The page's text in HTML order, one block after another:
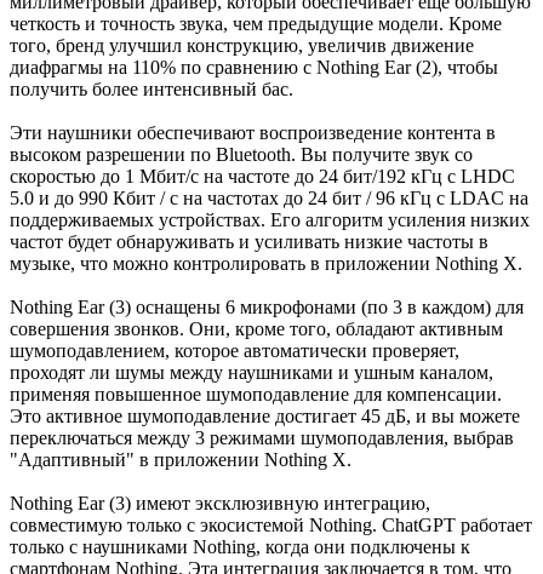
четкость и точность звука, чем предыдущие модели. Кроме
того, бренд улучшил конструкцию, увеличив движение
диафрагмы на 110% по сравнению с Nothing Ear (2), чтобы
получить более интенсивный бас.
Эти наушники обеспечивают воспроизведение контента в
высоком разрешении по Bluetooth. Вы получите звук со
скоростью до 1 Мбит/с на частоте до 24 бит/192 кГц с LHDC
5.0 и до 990 Кбит / с на частотах до 24 бит / 96 кГц с LDAC на
поддерживаемых устройствах. Его алгоритм усиления низких
частот будет обнаруживать и усиливать низкие частоты в
музыке, что можно контролировать в приложении Nothing X.
Nothing Ear (3) оснащены 6 микрофонами (по 3 в каждом) для
совершения звонков. Они, кроме того, обладают активным
шумоподавлением, которое автоматически проверяет,
проходят ли шумы между наушниками и ушным каналом,
применяя повышенное шумоподавление для компенсации.
Это активное шумоподавление достигает 45 дБ, и вы можете
переключаться между 3 режимами шумоподавления, выбрав
"Адаптивный" в приложении Nothing X.
Nothing Ear (3) имеют эксклюзивную интеграцию,
совместимую только с экосистемой Nothing. ChatGPT работает
только с наушниками Nothing, когда они подключены к
смартфонам Nothing. Эта интеграция заключается в том, что